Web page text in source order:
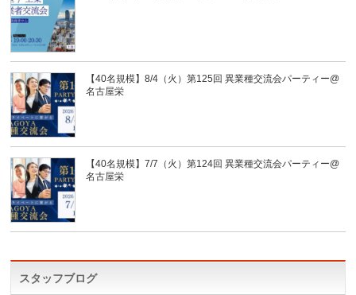
【40名規模】8/4（火）第125回 異業種交流会パーティー@
名古屋栄
【40名規模】7/7（火）第124回 異業種交流会パーティー@
名古屋栄
スタッフブログ